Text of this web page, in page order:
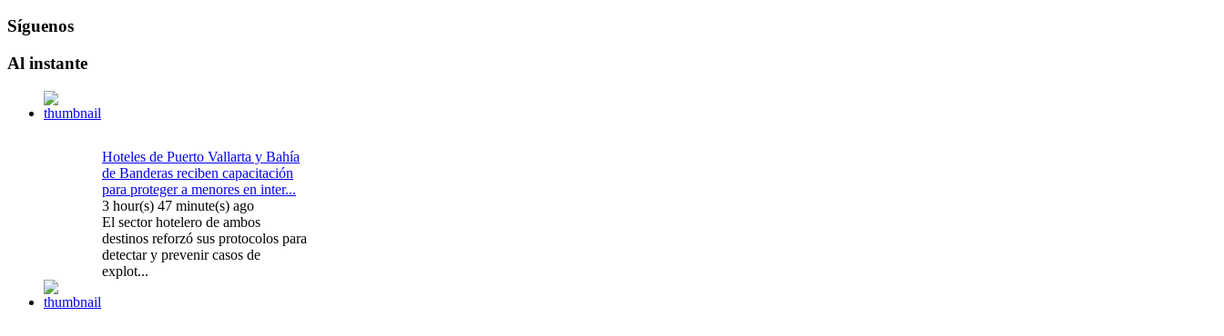
Síguenos
Al instante
Hoteles de Puerto Vallarta y Bahía
de Banderas reciben capacitación
para proteger a menores en inter...
3 hour(s) 47 minute(s) ago
El sector hotelero de ambos
destinos reforzó sus protocolos para
detectar y prevenir casos de
explot...